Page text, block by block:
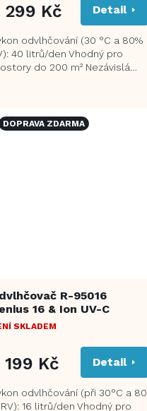
299 Kč Detail
odvlhčování (30 °C a 80%
40 litrů/den Vhodný pro
do 200 m² Nezávislá
DOPRAVA ZDARMA
R-95016
16 & Ion UV-C
SKLADEM
199 Kč Detail
odvlhčování (při 30°C a 80
RV): 16 litrů/den Vhodný pro